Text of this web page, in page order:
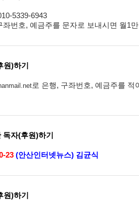
5339-6943
좌번호, 예금주를 문자로 보내시면 월1
원)하기
로 은행, 구좌번호, 예금주를
독자(후원)하기
23 (안산인터넷뉴스) 김균식
원)하기